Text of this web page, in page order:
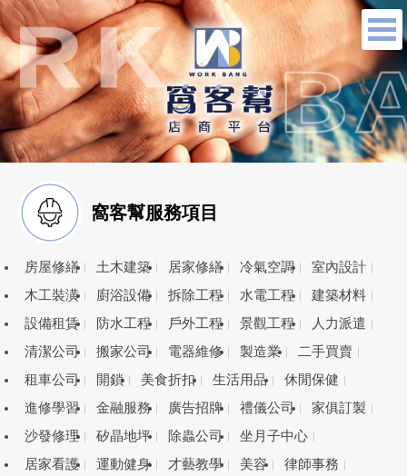
窩客幫服務項目
房屋修繕 土木建築 居家修繕 冷氣空調
室內設計
木工裝潢
廚浴設備 拆除工程 水電工程
建築材料
設備租賃
防水工程 戶外工程 景觀工程
人力派遣
清潔公司
搬家公司 電器維修 製造業
二手買賣
租車公司
開鎖 美食折扣 生活用品
休閒保健
進修學習
金融服務 廣告招牌 禮儀公司
家俱訂製
沙發修理
矽晶地坪 除蟲公司
坐月子中心
居家看護
運動健身 才藝教學 美容
律師事務